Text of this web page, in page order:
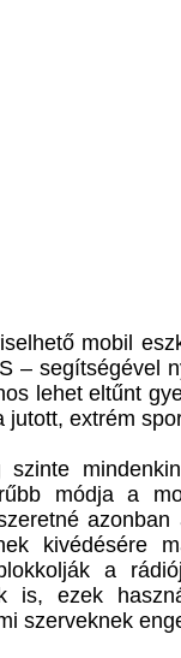
mobil
– segítségével
lehet eltűnt
jutott, extrém
szinte
módja a
kivédésére
a
is, ezek
szerveknek